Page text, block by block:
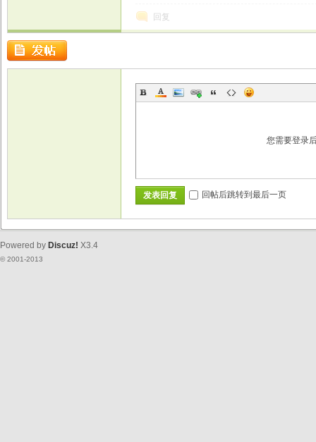
回复
您需要登录
发表回复 回帖后跳转到最后一页
Powered by Discuz! X3.4
© 2001-2013